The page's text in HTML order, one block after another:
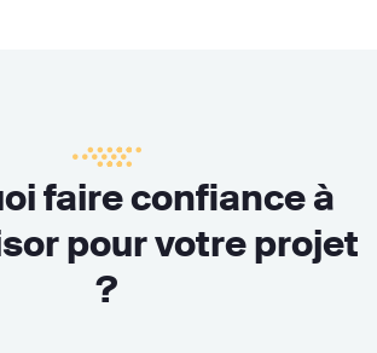
faire confiance à
pour votre projet
?